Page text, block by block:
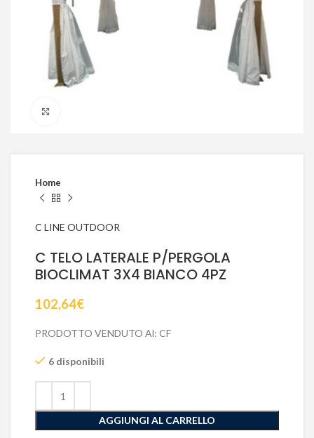
Home
C LINE OUTDOOR
C TELO LATERALE P/PERGOLA
BIOCLIMAT 3X4 BIANCO 4PZ
102,64€
PRODOTTO VENDUTO Al: CF
6 disponibili
AGGIUNGI AL CARRELLO